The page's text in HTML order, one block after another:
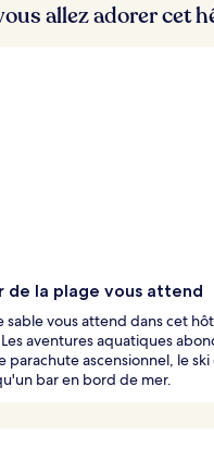
allez adorer cet
de la plage vous attend
sable vous attend dans cet
aventures aquatiques
parachute ascensionnel, le ski
bar en bord de mer.